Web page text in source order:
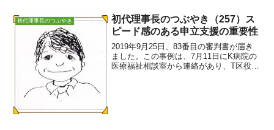
初代理事長のつぶやき
初代理事長のつぶやき（257）ス
ピード感のある申立支援の重要性
2019年9月25日、83番目の審判書が届き
ました。この事例は、7月11日にK病院の
医療福祉相談室から連絡があり、T区役所